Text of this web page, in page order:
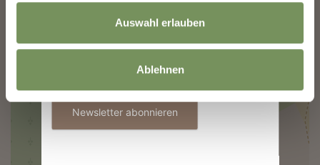
Auswahl erlauben
Ablehnen
Informationen zur Verwendung der Daten
Newsletter abonnieren